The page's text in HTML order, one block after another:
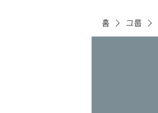
홈 그룹